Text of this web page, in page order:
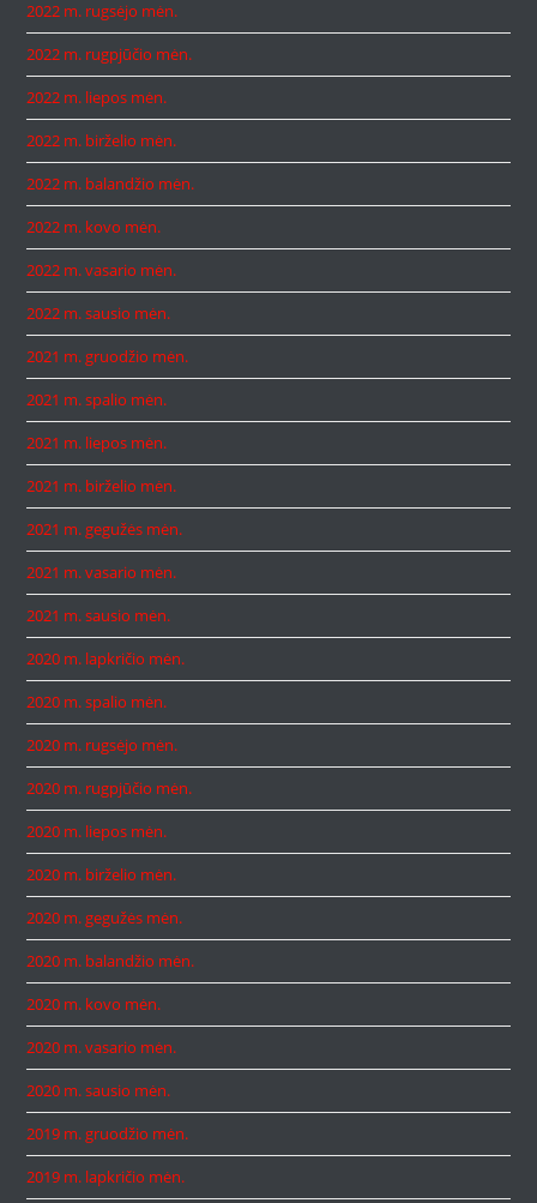
2022 m. rugsėjo mėn.
2022 m. rugpjūčio mėn.
2022 m. liepos mėn.
2022 m. birželio mėn.
2022 m. balandžio mėn.
2022 m. kovo mėn.
2022 m. vasario mėn.
2022 m. sausio mėn.
2021 m. gruodžio mėn.
2021 m. spalio mėn.
2021 m. liepos mėn.
2021 m. birželio mėn.
2021 m. gegužės mėn.
2021 m. vasario mėn.
2021 m. sausio mėn.
2020 m. lapkričio mėn.
2020 m. spalio mėn.
2020 m. rugsėjo mėn.
2020 m. rugpjūčio mėn.
2020 m. liepos mėn.
2020 m. birželio mėn.
2020 m. gegužės mėn.
2020 m. balandžio mėn.
2020 m. kovo mėn.
2020 m. vasario mėn.
2020 m. sausio mėn.
2019 m. gruodžio mėn.
2019 m. lapkričio mėn.